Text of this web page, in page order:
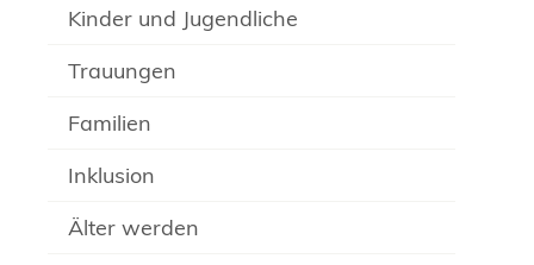
Kinder und Jugendliche
Trauungen
Familien
Inklusion
Älter werden